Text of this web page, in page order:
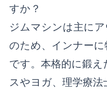
すか？
ジムマシンは主に
のため、インナー
です。本格的に鍛
スやヨガ、理学療